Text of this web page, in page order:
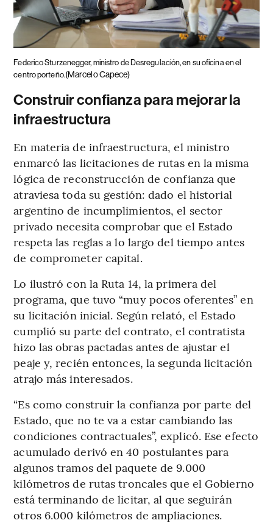
Federico Sturzenegger, ministro de Desregulación, en su oficina en el
centro porteño.(Marcelo Capece)
Construir confianza para mejorar la
infraestructura
En materia de infraestructura, el ministro
enmarcó las licitaciones de rutas en la misma
lógica de reconstrucción de confianza que
atraviesa toda su gestión: dado el historial
argentino de incumplimientos, el sector
privado necesita comprobar que el Estado
respeta las reglas a lo largo del tiempo antes
de comprometer capital.
Lo ilustró con la Ruta 14, la primera del
programa, que tuvo “muy pocos oferentes” en
su licitación inicial. Según relató, el Estado
cumplió su parte del contrato, el contratista
hizo las obras pactadas antes de ajustar el
peaje y, recién entonces, la segunda licitación
atrajo más interesados.
“Es como construir la confianza por parte del
Estado, que no te va a estar cambiando las
condiciones contractuales”, explicó. Ese efecto
acumulado derivó en 40 postulantes para
algunos tramos del paquete de 9.000
kilómetros de rutas troncales que el Gobierno
está terminando de licitar, al que seguirán
otros 6.000 kilómetros de ampliaciones.